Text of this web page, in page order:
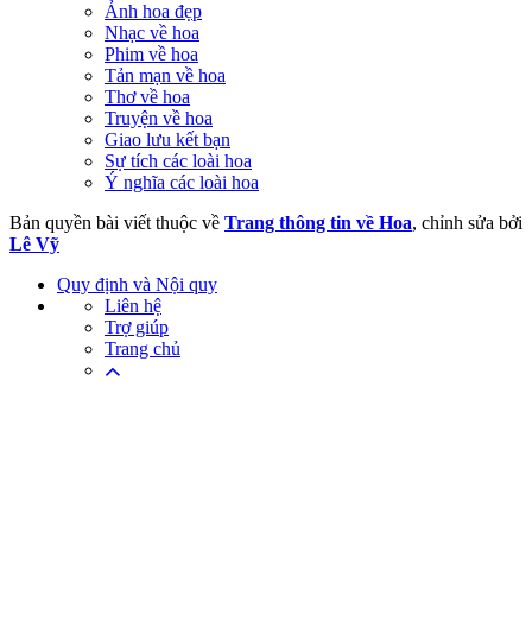
Ảnh hoa đẹp
Nhạc về hoa
Phim về hoa
Tản mạn về hoa
Thơ về hoa
Truyện về hoa
Giao lưu kết bạn
Sự tích các loài hoa
Ý nghĩa các loài hoa
Bản quyền bài viết thuộc về Trang thông tin về Hoa, chỉnh sửa bởi
Lê Vỹ
Quy định và Nội quy
Liên hệ
Trợ giúp
Trang chủ